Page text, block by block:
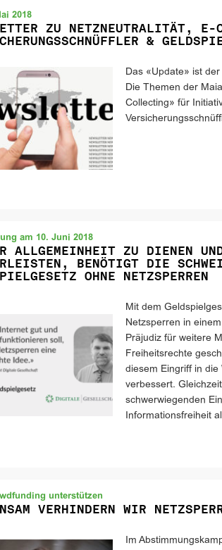
2018
ZU NETZNEUTRALITÄT, E-
&
Das «Update» ist
Die Themen der
Collecting» für
am 10. Juni 2018
ALLGEMEINHEIT ZU DIENEN
BENÖTIGT DIE
OHNE NETZSPERREN
Mit dem
Netzsperren in
Präjudiz für weitere
Freiheitsrechte
diesem Eingriff in
verbessert.
schwerwiegenden
Informationsfreiheit
unterstützen
VERHINDERN WIR
Im